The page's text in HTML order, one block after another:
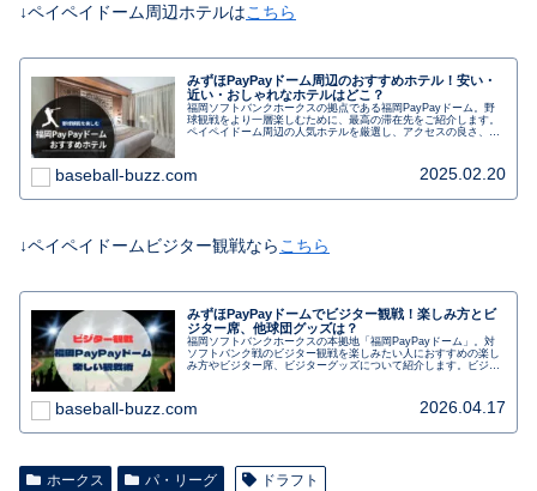
↓ペイペイドーム周辺ホテルはこちら
みずほPayPayドーム周辺のおすすめホテル！安い・
近い・おしゃれなホテルはどこ？
福岡ソフトバンクホークスの拠点である福岡PayPayドーム。野
球観戦をより一層楽しむために、最高の滞在先をご紹介します。
ペイペイドーム周辺の人気ホテルを厳選し、アクセスの良さ、快
喫するための情報が満載です。予約前に必見の一読です。福岡
PayPayドームを拠点に、非日常の野球旅を楽しんでみません
baseball-buzz.com 2025.02.20
↓ペイペイドームビジター観戦なら こちら
みずほPayPayドームでビジター観戦！楽しみ方とビ
ジター席、他球団グッズは？
福岡ソフトバンクホークスの本拠地「福岡PayPayドーム」。対
ソフトバンク戦のビジター観戦を楽しみたい人におすすめの楽し
み方やビジター席、ビジターグッズについて紹介します。ビジタ
baseball-buzz.com 2026.04.17
ホークス パ・リーグ ドラフト